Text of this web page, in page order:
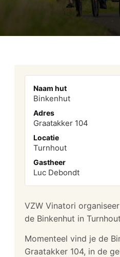
Naam hut
Binkenhut
Adres
Graatakker 104
Locatie
Turnhout
Gastheer
Luc Debondt
VZW Vinatori
de Binkenhut in
Momenteel vind je de
Graatakker 104, in de